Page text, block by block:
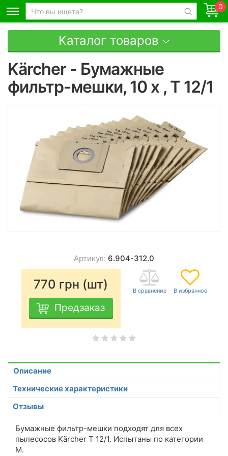
0
Каталог товаров
Kärcher - Бумажные
фильтр-мешки, 10 x , T 12/1
Артикул: 6.904-312.0
770 грн (шт)
Предзаказ
Описание
Технические характеристики
Отзывы
Бумажные фильтр-мешки подходят для всех
пылесосов Kärcher T 12/1. Испытаны по категории
M.